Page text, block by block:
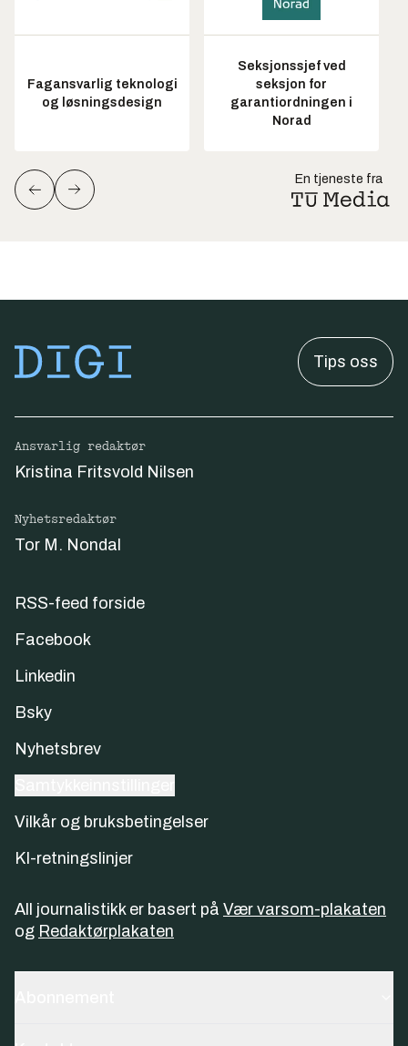
Fagansvarlig teknologi
og løsningsdesign
Seksjonssjef ved
seksjon for
garantiordningen i
Norad
En tjeneste fra
Tips oss
Ansvarlig redaktør
Kristina Fritsvold Nilsen
Nyhetsredaktør
Tor M. Nondal
RSS-feed forside
Facebook
Linkedin
Bsky
Nyhetsbrev
Vilkår og bruksbetingelser
KI-retningslinjer
All journalistikk er basert på Vær varsom-plakaten
og Redaktørplakaten